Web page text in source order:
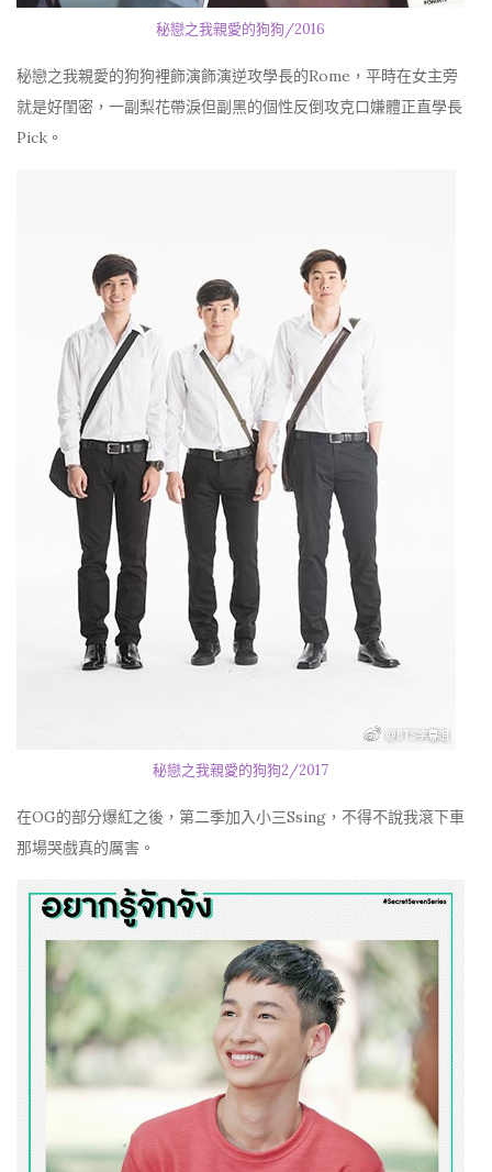
秘戀之我親愛的狗狗/2016
秘戀之我親愛的狗狗裡飾演飾演逆攻學長的Rome，平時在女主旁
就是好閨密，一副梨花帶淚但副黑的個性反倒攻克口嫌體正直學長
Pick。
秘戀之我親愛的狗狗2/2017
在OG的部分爆紅之後，第二季加入小三Ssing，不得不說我滾下車
那場哭戲真的厲害。